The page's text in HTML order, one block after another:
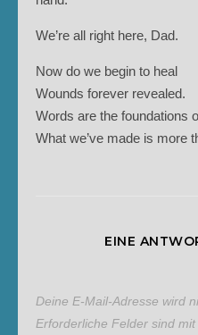
We’re all right here, Dad.
Now do we begin to heal
Wounds forever revealed.
Words are the foundations
What we’ve made is more
EINE
Deine E-Mail-Adresse wird
Erforderliche Felder sind mit